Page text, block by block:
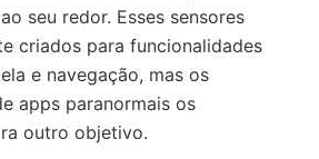
seu redor. Esses sensores
criados para funcionalidades
e navegação, mas os
apps paranormais os
outro objetivo.